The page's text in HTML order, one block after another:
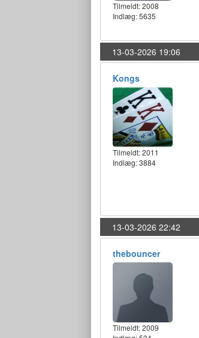
Tilmeldt:2008
Indlæg: 5635
13-03-2026 19:06
Kongs
Tilmeldt:2011
Indlæg: 3884
13-03-2026 22:42
thebouncer
Tilmeldt:2009